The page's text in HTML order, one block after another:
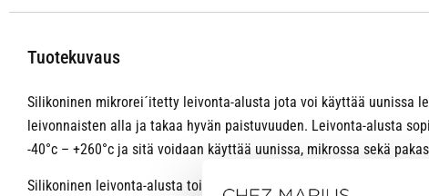
Tuotekuvaus
Silikoninen mikrorei´itetty leivonta-alusta jota voi käyttää uunissa
leivonnaisten alla ja takaa hyvän paistuvuuden. Leivonta-alusta
-40°c – +260°c ja sitä voidaan käyttää uunissa, mikrossa sekä
Silikoninen leivonta-alusta toimii myös tukena pakastettaessa ja